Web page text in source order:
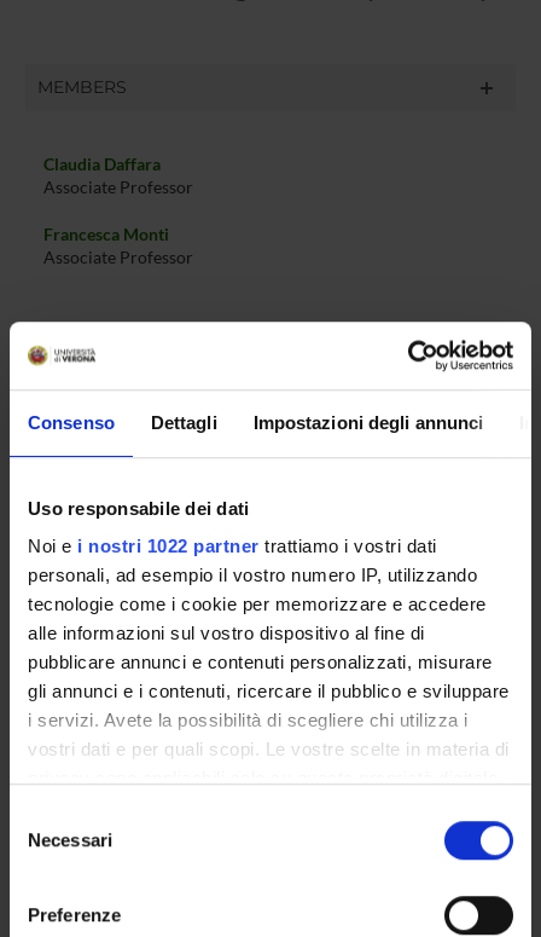
Consenso Dettagli Impostazioni degli annunci
Uso responsabile dei dati
Noi e i nostri 1022 partner trattiamo i vostri dati
personali, ad esempio il vostro numero IP, utilizzando
tecnologie come i cookie per memorizzare e accedere
alle informazioni sul vostro dispositivo al fine di
pubblicare annunci e contenuti personalizzati, misurare
gli annunci e i contenuti, ricercare il pubblico e sviluppare
i servizi. Avete la possibilità di scegliere chi utilizza i
vostri dati e per quali scopi. Le vostre scelte in materia di
modificare o revocare il proprio consenso in qualsiasi
momento dalla Dichiarazione sui cookie o facendo clic
delNecessari
Preferenze
MEMBERS
Claudia Daffara
Associate Professor
Francesca Monti
Associate Professor
RESEARCH INTERESTS
ACTIVITIES
RESEARCH AREAS
RESEARCH GROUPS
Algebra
Algorithms
Algorithmic Bioinformatics and Natural Computing
ARLette - Automated Reasoning Laboratory
Big Data, Data Science and Process Mining